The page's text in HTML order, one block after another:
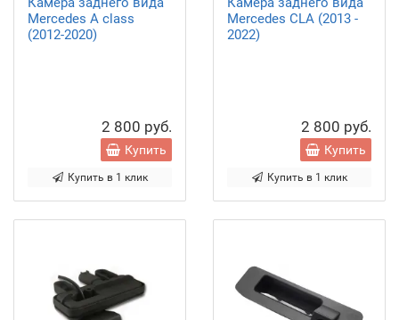
Mercedes A class
(2012-2020)
2 800 руб.
Купить
Купить в 1 клик
Mercedes CLA (2013 -
2022)
2 800 руб.
Купить
Купить в 1 клик